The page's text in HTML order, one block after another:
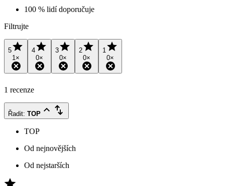
100 % lidí doporučuje
Filtrujte
5
1 ×
4
0×
3
0×
2
0×
1
0×
1 recenze
Řadit: TOP
TOP
Od nejnovějších
Od nejstarších